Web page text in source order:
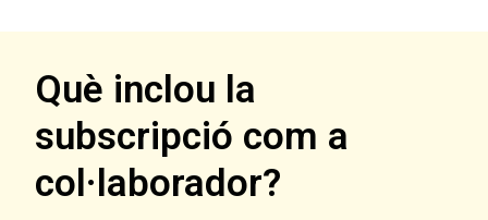
Què inclou la
subscripció com a
col·laborador?